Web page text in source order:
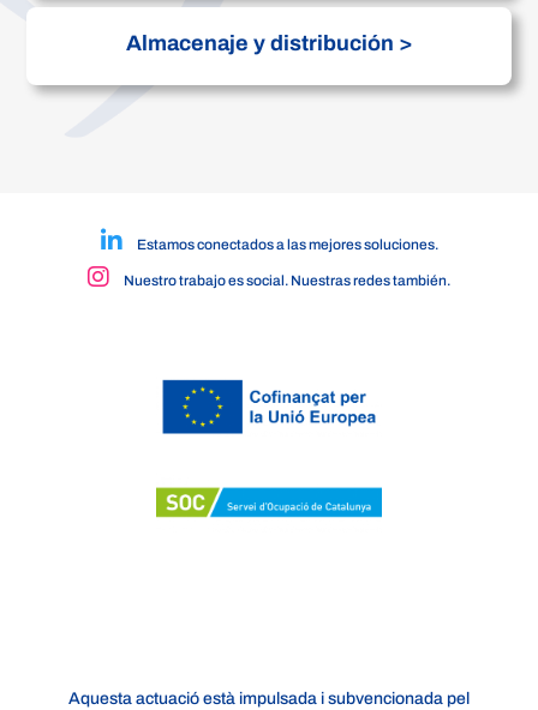
Almacenaje y distribución >
Estamos conectados a las mejores soluciones.
Nuestro trabajo es social. Nuestras redes también.
Aquesta actuació està impulsada i subvencionada pel